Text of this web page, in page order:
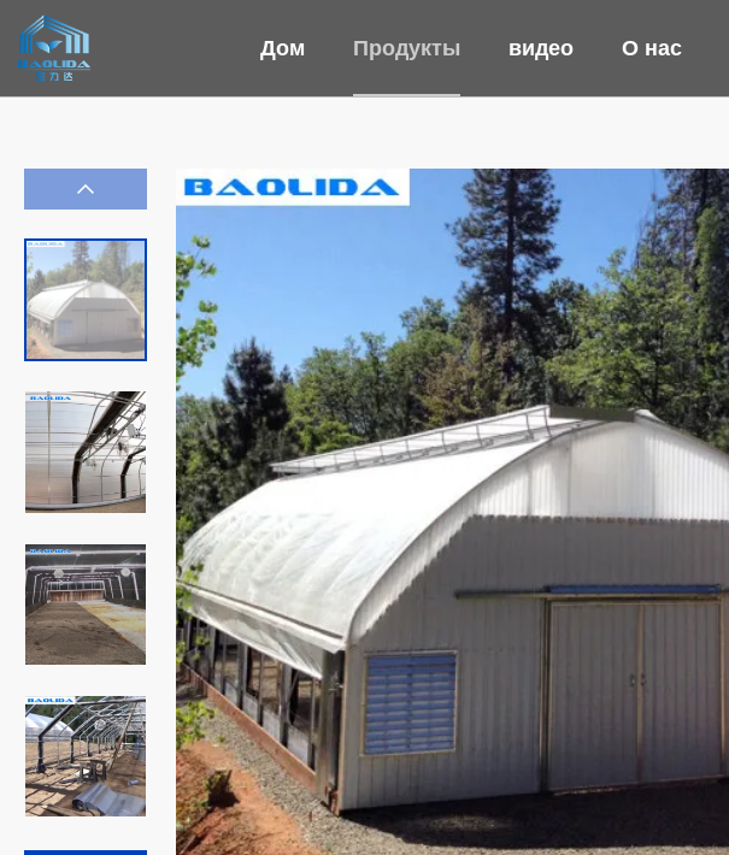
Дом Продукты видео О нас